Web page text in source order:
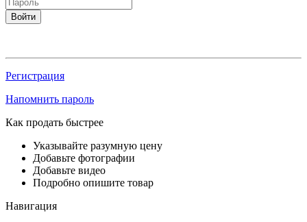
Войти
Регистрация
Напомнить пароль
Как продать быстрее
Указывайте разумную цену
Добавьте фотографии
Добавьте видео
Подробно опишите товар
Навигация